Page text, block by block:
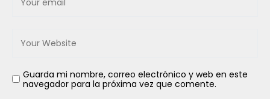
Guarda mi nombre, correo electrónico y web en este
navegador para la próxima vez que comente.